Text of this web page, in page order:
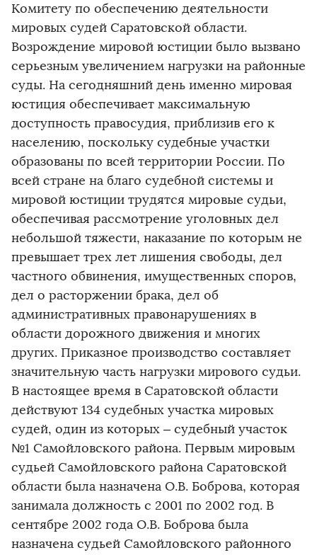
Комитету по обеспечению деятельности
мировых судей Саратовской области.
Возрождение мировой юстиции было вызвано
серьезным увеличением нагрузки на районные
суды. На сегодняшний день именно мировая
юстиция обеспечивает максимальную
доступность правосудия, приблизив его к
населению, поскольку судебные участки
образованы по всей территории России. По
всей стране на благо судебной системы и
мировой юстиции трудятся мировые судьи,
обеспечивая рассмотрение уголовных дел
небольшой тяжести, наказание по которым не
превышает трех лет лишения свободы, дел
частного обвинения, имущественных споров,
дел о расторжении брака, дел об
административных правонарушениях в
области дорожного движения и многих
других. Приказное производство составляет
значительную часть нагрузки мирового судьи.
В настоящее время в Саратовской области
действуют 134 судебных участка мировых
судей, один из которых – судебный участок
№1 Самойловского района. Первым мировым
судьей Самойловского района Саратовской
области была назначена О.В. Боброва, которая
занимала должность с 2001 по 2002 год. В
сентябре 2002 года О.В. Боброва была
назначена судьей Самойловского районного